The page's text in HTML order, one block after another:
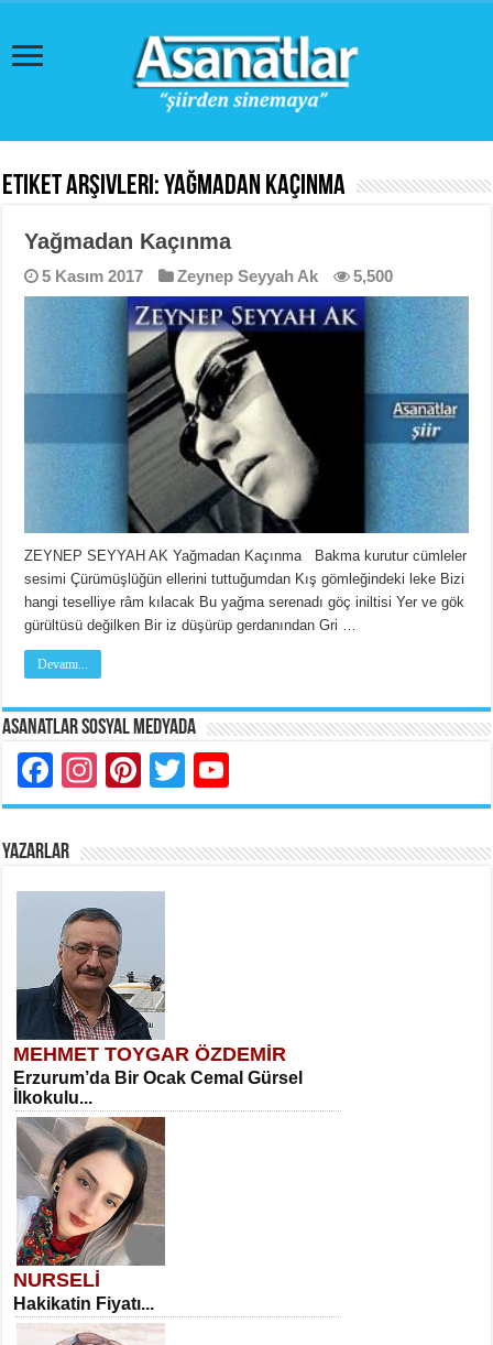
Etiket Arşivleri:Yağmadan Kaçınma
Yağmadan Kaçınma
5 Kasım 2017 Zeynep Seyyah Ak 5,500
ZEYNEP SEYYAH AK Yağmadan Kaçınma Bakma kurutur cümleler
sesimi Çürümüşlüğün ellerini tuttuğumdan Kış gömleğindeki leke Bizi
hangi teselliye râm kılacak Bu yağma serenadı göç iniltisi Yer ve gök
gürültüsü değilken Bir iz düşürüp gerdanından Gri …
Devamı...
Asanatlar Sosyal Medyada
Facebook
Instagram
Pinterest
Twitter
YAZARLAR
MEHMET TOYGAR ÖZDEMİR
Erzurum’da Bir Ocak Cemal Gürsel
İlkokulu...
NURSELİ
Hakikatin Fiyatı...